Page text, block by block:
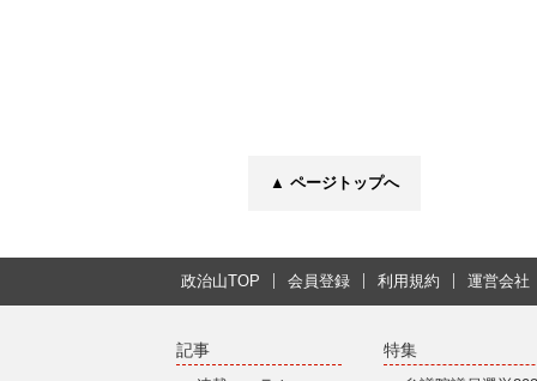
▲ ページトップへ
政治山TOP 会員登録 利用規約 運営会社
記事 特集